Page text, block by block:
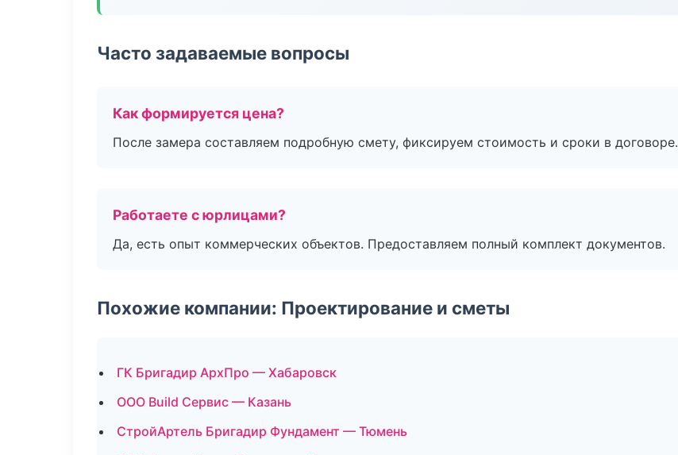
Часто задаваемые вопросы
Как формируется цена?
После замера составляем подробную смету, фиксируем стоимость и сроки в договоре.
Работаете с юрлицами?
Да, есть опыт коммерческих объектов. Предоставляем полный комплект документов.
Похожие компании: Проектирование и сметы
ГК Бригадир АрхПро — Хабаровск
ООО Build Сервис — Казань
СтройАртель Бригадир Фундамент — Тюмень